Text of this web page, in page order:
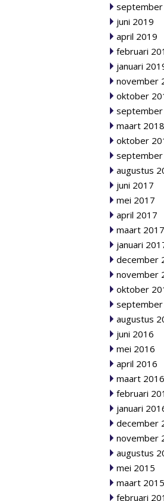
juni 2019
april 2019
februari
januari
november
oktober
maart 2018
oktober
augustus
juni 2017
mei 2017
april 2017
maart 2017
januari
december
november
oktober
augustus
juni 2016
mei 2016
april 2016
maart 2016
februari
januari
december
november
augustus
mei 2015
maart 2015
februari